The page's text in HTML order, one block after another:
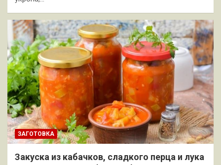
ЗАГОТОВКА
Закуска из кабачков, сладкого перца и лука